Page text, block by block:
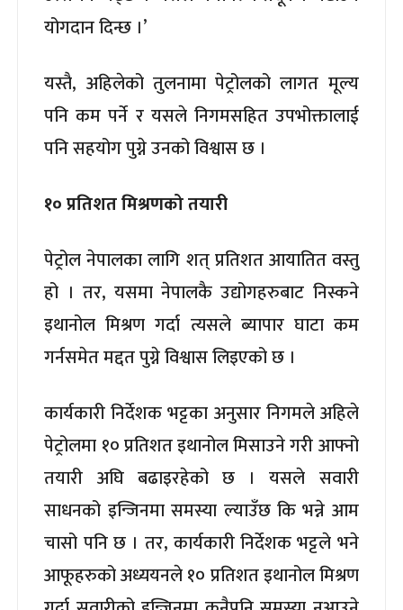
योगदान दिन्छ ।’
यस्तै, अहिलेको तुलनामा पेट्रोलको लागत मूल्य
पनि कम पर्ने र यसले निगमसहित उपभोक्तालाई
पनि सहयोग पुग्ने उनको विश्वास छ ।
१० प्रतिशत मिश्रणको तयारी
पेट्रोल नेपालका लागि शत् प्रतिशत आयातित वस्तु
हो । तर, यसमा नेपालकै उद्योगहरुबाट निस्कने
इथानोल मिश्रण गर्दा त्यसले ब्यापार घाटा कम
गर्नसमेत मद्दत पुग्ने विश्वास लिइएको छ ।
कार्यकारी निर्देशक भट्टका अनुसार निगमले अहिले
पेट्रोलमा १० प्रतिशत इथानोल मिसाउने गरी आफ्नो
तयारी अघि बढाइरहेको छ । यसले सवारी
साधनको इन्जिनमा समस्या ल्याउँछ कि भन्ने आम
चासो पनि छ । तर, कार्यकारी निर्देशक भट्टले भने
आफूहरुको अध्ययनले १० प्रतिशत इथानोल मिश्रण